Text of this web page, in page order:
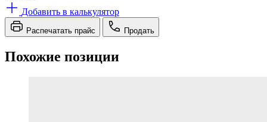
Добавить в калькулятор
Распечатать прайс Продать
Похожие позиции